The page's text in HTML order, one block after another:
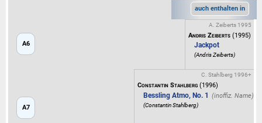
auch enthalten in
A6
A. Zeiberts 1995
Andris Zeiberts (1995)
Jackpot
(Andris Zeiberts)
A7
C. Stahlberg 1996+
Constantin Stahlberg (1996)
Bessling Atmo, No. 1
(Constantin Stahlberg)